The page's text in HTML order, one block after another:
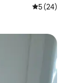
5 (24)